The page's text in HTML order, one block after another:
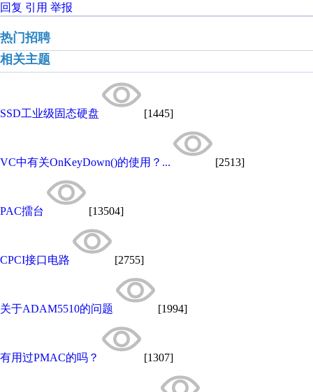
回复 引用 举报
热门招聘
相关主题
SSD工业级固态硬盘 [1445]
VC中有关OnKeyDown()的使用？... [2513]
PAC擂台 [13504]
CPCI接口电路 [2755]
关于ADAM5510的问题 [1994]
有用过PMAC的吗？ [1307]